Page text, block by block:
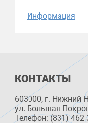
Информация
КОНТАКТЫ
603000, г. Нижний
ул. Большая
Телефон: (831) 462